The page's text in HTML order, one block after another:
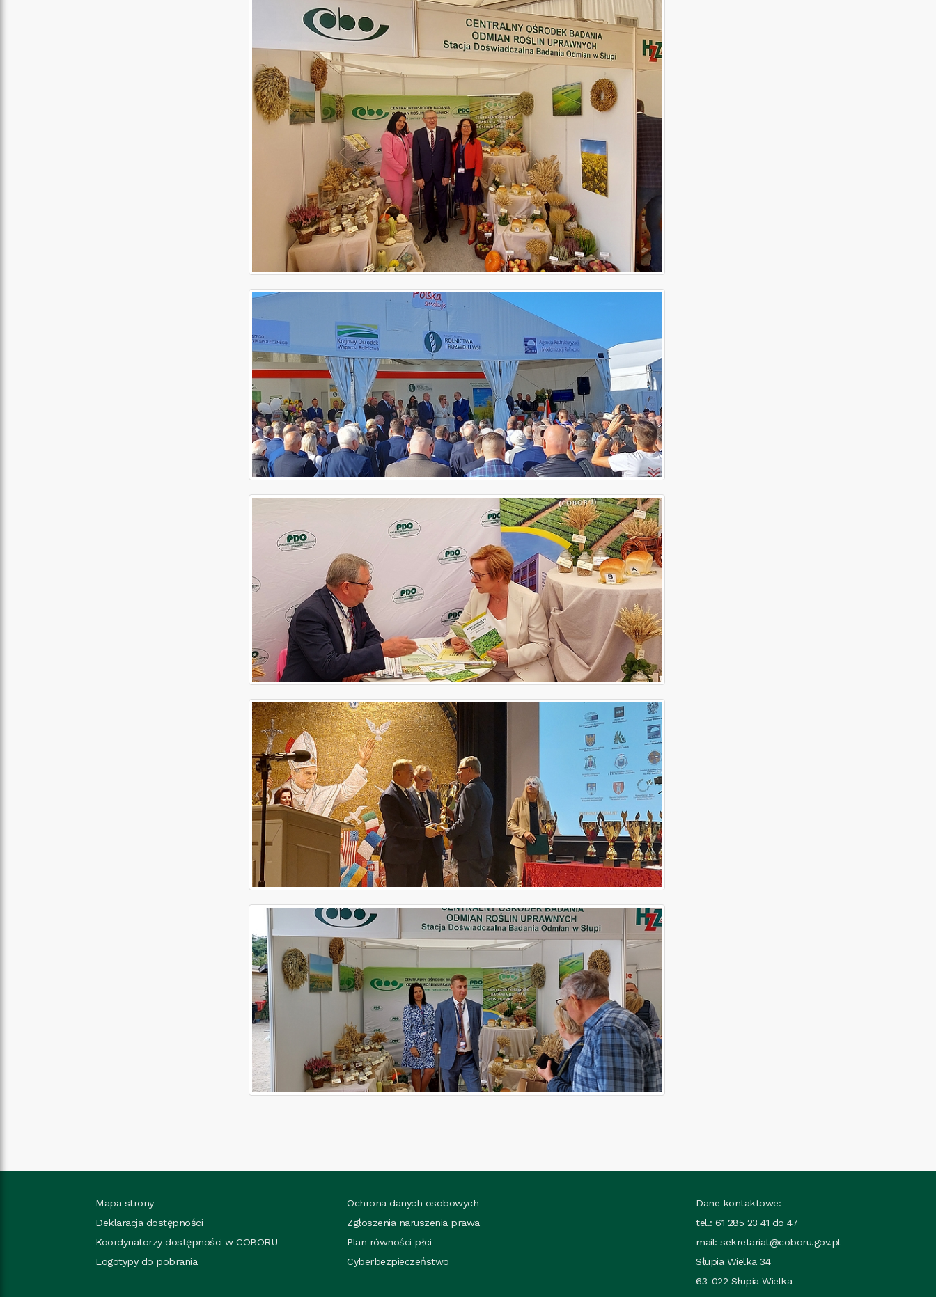
Mapa strony
Deklaracja dostępności
Koordynatorzy dostępności w COBORU
Logotypy do pobrania
Ochrona danych osobowych
Zgłoszenia naruszenia prawa
Plan równości płci
Cyberbezpieczeństwo
Dane kontaktowe:
tel.: 61 285 23 41 do 47
mail:sekretariat@coboru.gov.pl
Słupia Wielka 34
63-022 Słupia Wielka